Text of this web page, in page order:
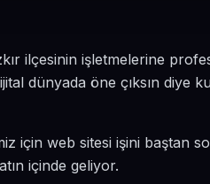
ilçesinin işletmelerine
dünyada öne çıksın diye
için web sitesi işini baştan
içinde geliyor.